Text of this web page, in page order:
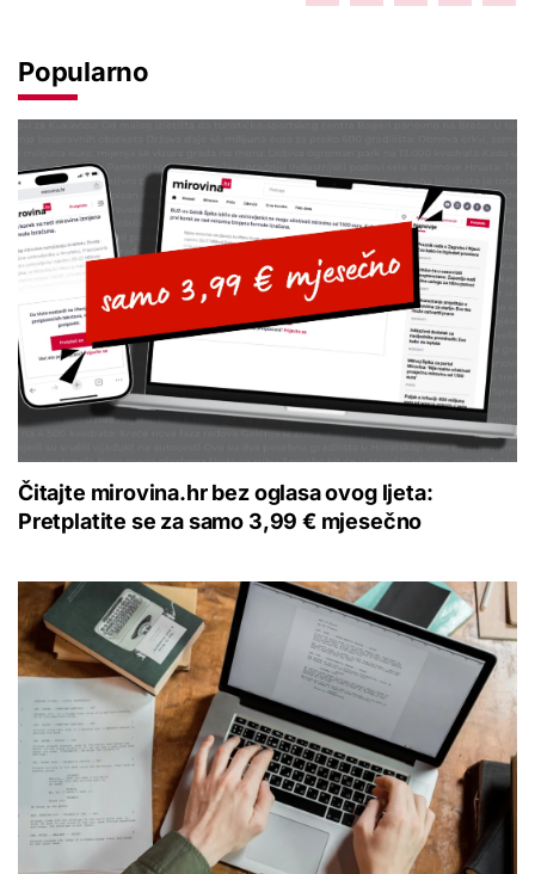
Popularno
Čitajte mirovina.hr bez oglasa ovog ljeta:
Pretplatite se za samo 3,99 € mjesečno